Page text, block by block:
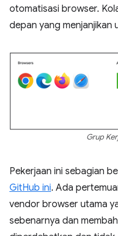
otomatisasi browser.
depan yang menjanjikan
Grup
Pekerjaan ini sebagian
GitHub ini. Ada
vendor browser utama
sebenarnya dan